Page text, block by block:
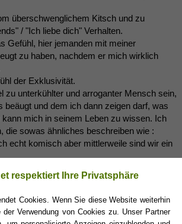
überschwenglichem Kitsch und zu
/ "Ich liebe dich" Verhalten.
Gefühl, hier jemanden mit meiner
zu haben, nachdem er mich wirklich
der Exklusivität.
zu unterkühlter und arroganter Mensch sein,
beäugt und dem ich dann zeigen darf, was
kann mich in seinem Leben zu wissen. Ich
die sowas ähnliches beschreiben wie :
echt komisch aber mittlerweile sind wir ein
ist nicht "Sich Zeit lassen" gemeint..
Länge zu ziehen, weil aus Angst, weil aus
Spielchen. Dafür bin ich zu alt.
respektiert Ihre Privatsphäre
Cookies. Wenn Sie diese Website weiterhin
Verwendung von Cookies zu. Unser Partner